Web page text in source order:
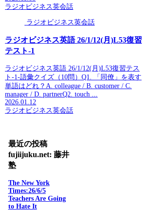
ラジオビジネス英会話
ラジオビジネス英会話
ラジオビジネス英語 26/1/12(月)L53復習
テスト-1
ラジオビジネス英語 26/1/12(月)L53復習テス
ト-1-語彙クイズ（10問）Q1. 「同僚」を表す
単語はどれ？A. colleague / B. customer / C.
manager / D. partnerQ2. touch ...
2026.01.12
ラジオビジネス英会話
最近の投稿
fujiijuku.net: 藤井
塾
The New York
Times:26/6/5
Teachers Are Going
to Hate It